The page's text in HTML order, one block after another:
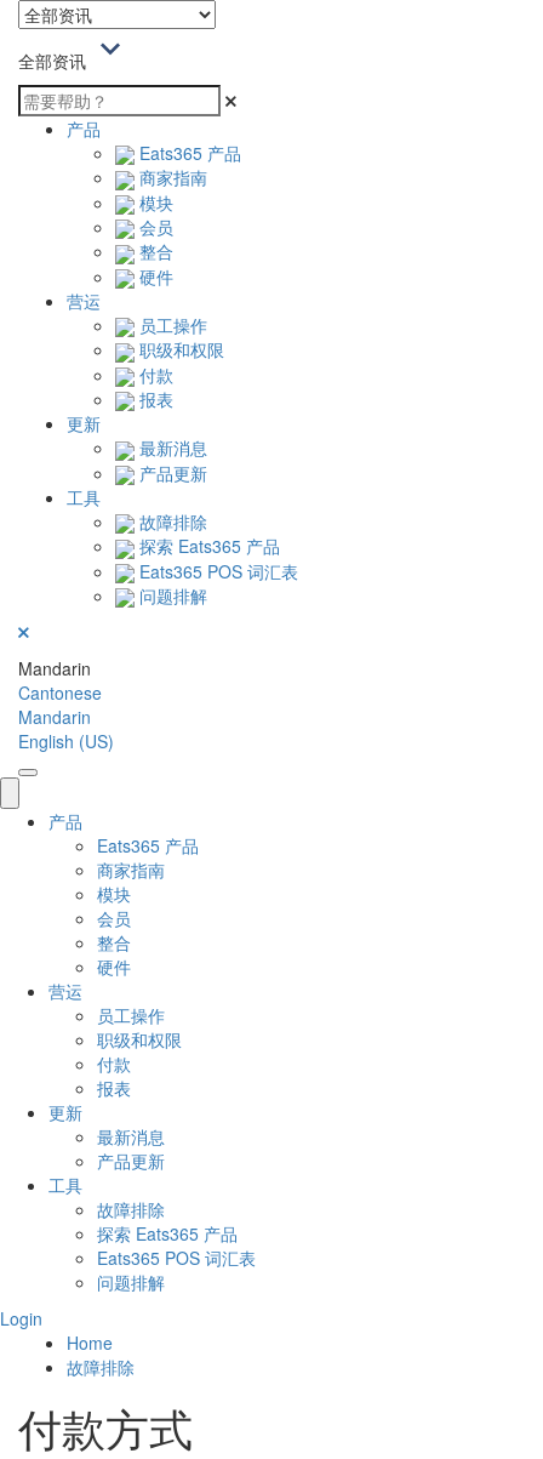
全部资讯
产品
Eats365 产品
商家指南
模块
会员
整合
硬件
营运
员工操作
职级和权限
付款
报表
更新
最新消息
产品更新
工具
故障排除
探索 Eats365 产品
Eats365 POS 词汇表
问题排解
Mandarin
Cantonese
Mandarin
English (US)
产品
Eats365 产品
商家指南
模块
会员
整合
硬件
营运
员工操作
职级和权限
付款
报表
更新
最新消息
产品更新
工具
故障排除
探索 Eats365 产品
Eats365 POS 词汇表
问题排解
Login
Home
故障排除
付款方式